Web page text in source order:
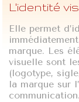
L'identité
Elle permet
marque. Les
visuelle sont
(logotype,
la marque sur
communication.